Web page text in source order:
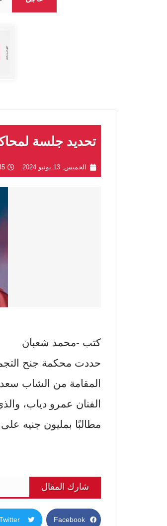
تحديد جلسة
الخميس, 13 يونيو 2024
كتب -محمد شعبان
المقامة من الشاب
الفنان عمرو دياب،
مطالبًا بمليون جنيه
شارك المقال
Facebook